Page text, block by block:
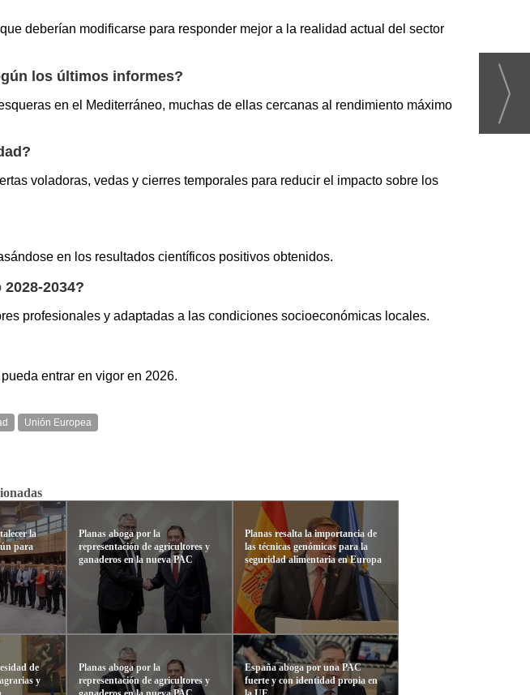
deberían modificarse para responder mejor a la realidad actual del sector
los últimos informes?
en el Mediterráneo, muchas de ellas cercanas al rendimiento máximo
voladoras, vedas y cierres temporales para reducir el impacto sobre los
en los resultados científicos positivos obtenidos.
2034?
profesionales y adaptadas a las condiciones socioeconómicas locales.
entrar en vigor en 2026.
Unión Europea
la
para
de
y
Planas aboga por la
representación de agricultores y
ganaderos en la nueva PAC
Planas aboga por la
representación de agricultores y
Planas resalta la importancia de
las técnicas genómicas para la
seguridad alimentaria en Europa
España aboga por una PAC
fuerte y con identidad propia en